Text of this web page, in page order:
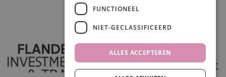
FUNCTIONEEL
NIET-GECLASSIFICEERD
ALLES ACCEPTEREN